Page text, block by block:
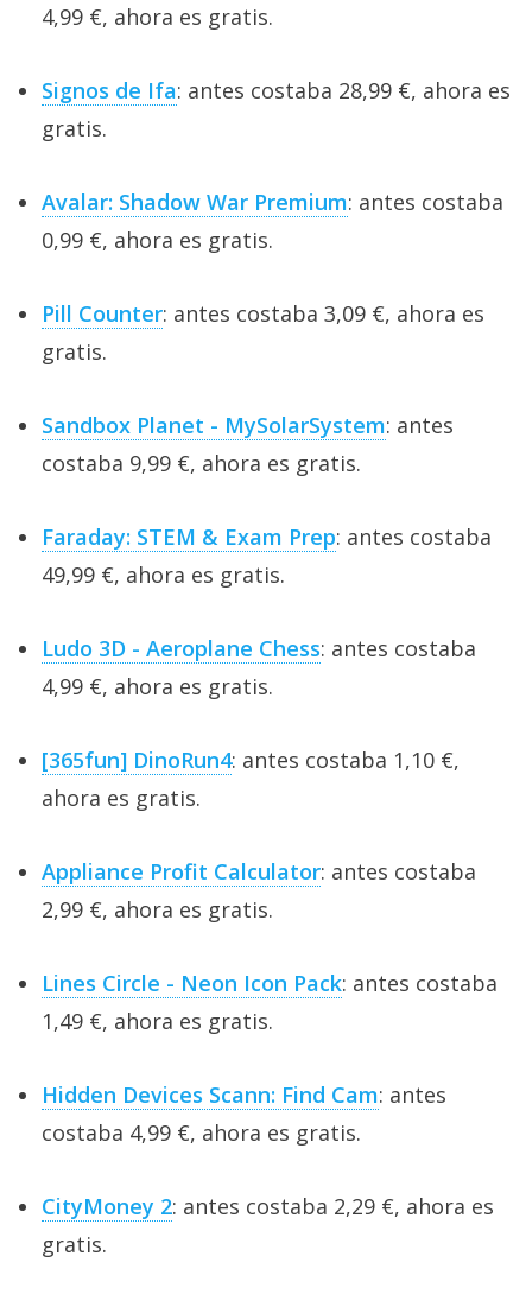
4,99 €, ahora es gratis.
Signos de Ifa: antes costaba 28,99 €, ahora es
gratis.
Avalar: Shadow War Premium: antes costaba
0,99 €, ahora es gratis.
Pill Counter: antes costaba 3,09 €, ahora es
gratis.
Sandbox Planet - MySolarSystem: antes
costaba 9,99 €, ahora es gratis.
Faraday: STEM & Exam Prep: antes costaba
49,99 €, ahora es gratis.
Ludo 3D - Aeroplane Chess: antes costaba
4,99 €, ahora es gratis.
[365fun] DinoRun4: antes costaba 1,10 €,
ahora es gratis.
Appliance Profit Calculator: antes costaba
2,99 €, ahora es gratis.
Lines Circle - Neon Icon Pack: antes costaba
1,49 €, ahora es gratis.
Hidden Devices Scann: Find Cam: antes
costaba 4,99 €, ahora es gratis.
CityMoney 2: antes costaba 2,29 €, ahora es
gratis.